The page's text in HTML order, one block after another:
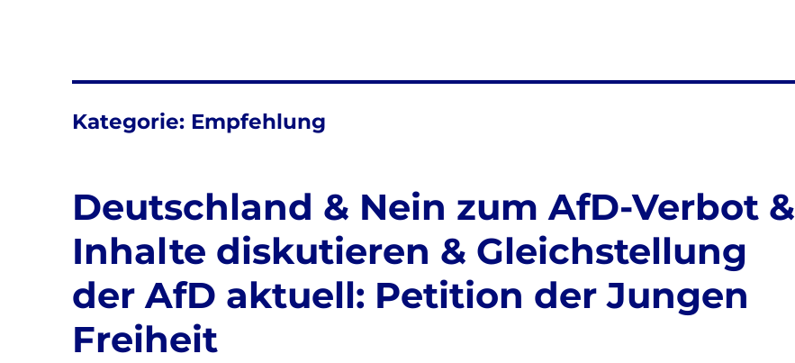
Kategorie: Empfehlung
Deutschland & Nein zum AfD-Verbot &
Inhalte diskutieren & Gleichstellung
der AfD aktuell: Petition der Jungen
Freiheit